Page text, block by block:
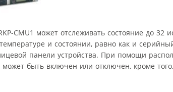
CMU1 может отслеживать состояние до
и состоянии, равно как и
панели устройства. При помощи
может быть включен или отключен, кроме